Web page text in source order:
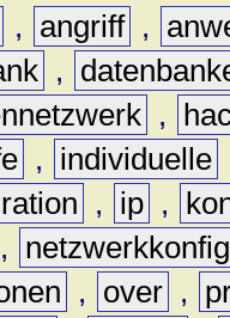
, angriff ,
,
,
, individuelle
, ip ,
,
, over ,